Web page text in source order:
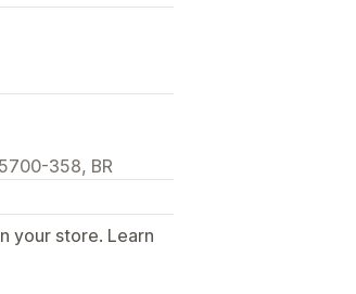
358, BR
your store. Learn